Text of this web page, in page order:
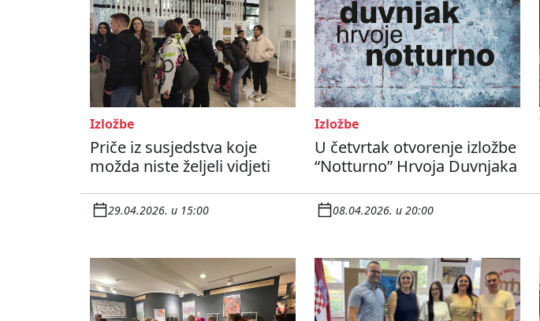
Izložbe
Priče iz susjedstva koje
možda niste željeli vidjeti
29.04.2026. u 15:00
Izložbe
U četvrtak otvorenje izložbe
“Notturno” Hrvoja Duvnjaka
08.04.2026. u 20:00